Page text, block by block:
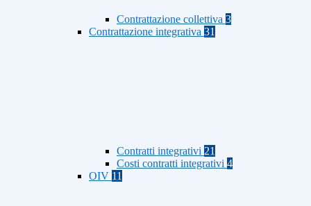
Contrattazione collettiva 3
Contrattazione integrativa 31
Contratti integrativi 21
Costi contratti integrativi 4
OIV 11